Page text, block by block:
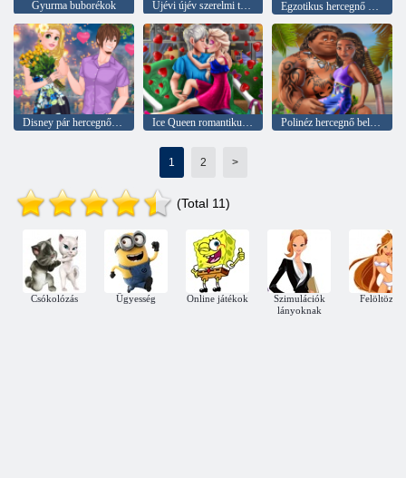
Gyurma buborékok Újévi újév szerelmi története Egzotikus hercegnő ajánlat
1 2 >
(Total 11)
Csókolózás Ügyesség Online játékok
Szimulációk
lányoknak
Felöltözni